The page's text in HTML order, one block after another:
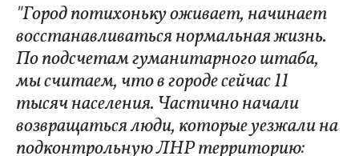
"Город потихоньку оживает, начинает
восстанавливаться нормальная жизнь.
По подсчетам гуманитарного штаба,
мы считаем, что в городе сейчас 11
тысяч населения. Частично начали
возвращаться люди, которые уезжали на
подконтрольную ЛНР территорию: